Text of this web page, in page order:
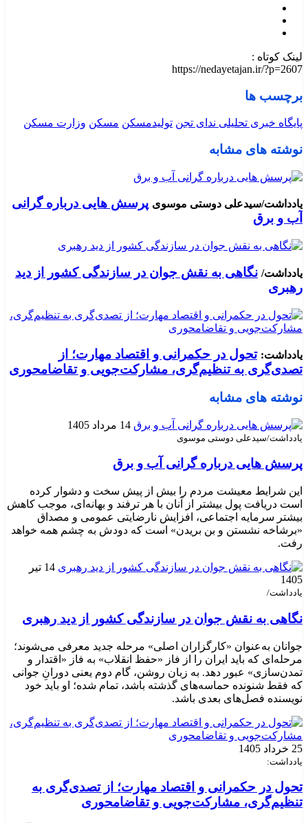
لینک کوتاه :
https://nedayetajan.ir/?p=2607
برچسب ها
پایگاه خبری تحلیلی ندای تجن تولیدمسکن مسکن وزارت مسکن
نوشته های مشابه
یادداشت/سیدعلی دوستی موسوی پرسش هایی درباره گرانی
آب و برق
یادداشت/ نگاهی به نقش جوان در سازندگی کشور از دید
رهبری
یادداشت: تحول در حکمرانی و اقتصاد مهارت؛ از
تصدی‌گری به تنظیم‌گری، مشارکت‌جویی و تقاضامحوری
نوشته های مشابه
14 مرداد 1405
یادداشت/سیدعلی دوستی موسوی
پرسش هایی درباره گرانی آب و برق
این شرایط معیشت مردم را بیش از پیش سخت و دشوار کرده
است دریافت پول بیشتر از آنان با هر ترفند و بهانه‌ای، موجب کاهش
بیشتر سرمایه اجتماعی، افزایش نارضایتی عمومی و مصداق
«برشاخه نشستن و بن بریدن» است که دودش به چشم همه خواهد
رفت.
14 تیر
1405
یادداشت/
نگاهی به نقش جوان در سازندگی کشور از دید رهبری
جوانان به‌عنوان «کارگزاران اصلی» مرحله جدید معرفی می‌شوند؛
مرحله‌ای که باید ایران را از فاز «حفظ انقلاب» به فاز «اقتدار و
تمدن‌سازی» عبور دهد. به زبان روشن، گام دوم یعنی دورانِ جوانی
که فقط شنونده حماسه‌های گذشته باشد، تمام شده؛ او باید خود
نویسنده فصل‌های بعدی باشد.
25 خرداد 1405
یادداشت:
تحول در حکمرانی و اقتصاد مهارت؛ از تصدی‌گری به
تنظیم‌گری، مشارکت‌جویی و تقاضامحوری